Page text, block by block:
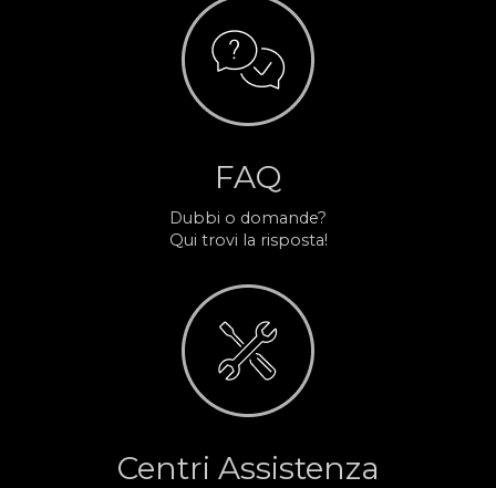
FAQ
Dubbi o domande?
Qui trovi la risposta!
Centri Assistenza